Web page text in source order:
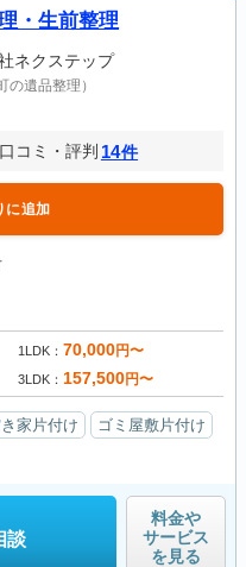
・生前整理
ネクステップ
の遺品整理）
口コミ・評判 14件
に追加
1LDK 70,000円〜
3LDK 157,500円〜
家片付け
ゴミ屋敷片付け
談
料金や
サービス
を見る